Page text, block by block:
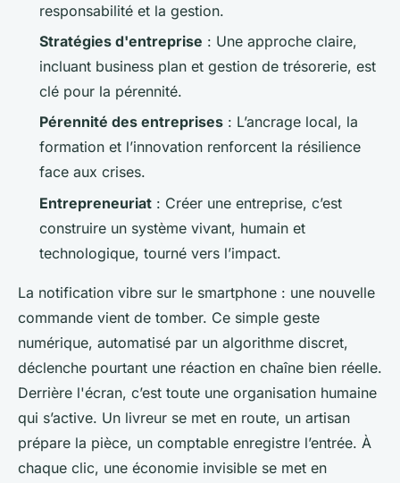
responsabilité et la gestion.
Stratégies d'entreprise : Une approche claire,
incluant business plan et gestion de trésorerie, est
clé pour la pérennité.
Pérennité des entreprises : L’ancrage local, la
formation et l’innovation renforcent la résilience
face aux crises.
Entrepreneuriat : Créer une entreprise, c’est
construire un système vivant, humain et
technologique, tourné vers l’impact.
La notification vibre sur le smartphone : une nouvelle
commande vient de tomber. Ce simple geste
numérique, automatisé par un algorithme discret,
déclenche pourtant une réaction en chaîne bien réelle.
Derrière l'écran, c’est toute une organisation humaine
qui s’active. Un livreur se met en route, un artisan
prépare la pièce, un comptable enregistre l’entrée. À
chaque clic, une économie invisible se met en